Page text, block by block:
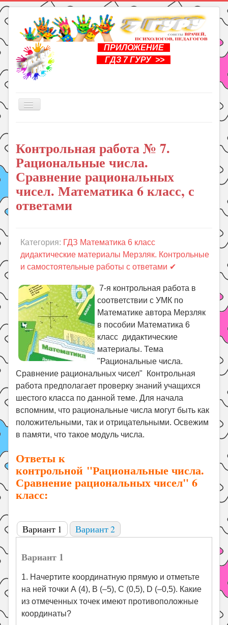
ПРИЛОЖЕНИЕ
ГДЗ 7 ГУРУ >>
Включить/
Книги
Рукоделие
Подготовка к школе
Уроки
Психология
Летом!
Поиск
Контрольная работа № 7.
Рациональные числа.
Сравнение рациональных
чисел. Математика 6 класс, с
ответами
Категория: ГДЗ Математика 6 класс
дидактические материалы Мерзляк. Контрольные
и самостоятельные работы с ответами ✔
7-я контрольная работа в
соответствии с УМК по
Математике автора Мерзляк
в пособии Математика 6
класс дидактические
материалы. Тема
"Рациональные числа.
Сравнение рациональных чисел" Контрольная
работа предполагает проверку знаний учащихся
шестого класса по данной теме. Для начала
вспомним, что рациональные числа могут быть как
положительными, так и отрицательными. Освежим
в памяти, что такое модуль числа.
Ответы к
контрольной "Рациональные числа.
Сравнение рациональных чисел" 6
класс:
Вариант 1 Вариант 2
Вариант 1
1. Начертите координатную прямую и отметьте
на ней точки А (4), В (–5), С (0,5), D (–0,5). Какие
из отмеченных точек имеют противоположные
координаты?